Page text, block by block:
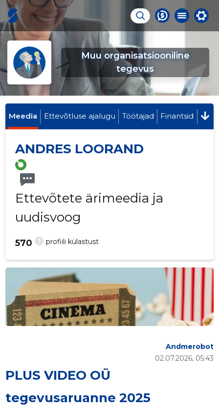
Muu organisatsiooniline
tegevus
Meedia Ettevõtluse ajalugu Töötajad Finantsid
ANDRES LOORAND
Ettevõtete ärimeedia ja
uudisvoog
? profiili külastust
570
PLUS VIDEO OÜ
tegevusaruanne 2025
02.07.2026, 05:43
Andmerobot